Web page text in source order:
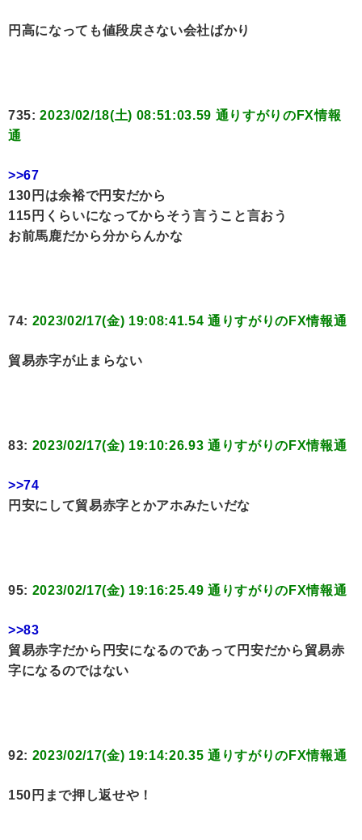
円高になっても値段戻さない会社ばかり
735:2023/02/18(土) 08:51:03.59 通りすがりのFX情報
通
>>67
130円は余裕で円安だから
115円くらいになってからそう言うこと言おう
お前馬鹿だから分からんかな
74: 2023/02/17(金) 19:08:41.54 通りすがりのFX情報通
貿易赤字が止まらない
83: 2023/02/17(金) 19:10:26.93 通りすがりのFX情報通
>>74
円安にして貿易赤字とかアホみたいだな
95: 2023/02/17(金) 19:16:25.49 通りすがりのFX情報通
>>83
貿易赤字だから円安になるのであって円安だから貿易赤
字になるのではない
92: 2023/02/17(金) 19:14:20.35 通りすがりのFX情報通
150円まで押し返せや！